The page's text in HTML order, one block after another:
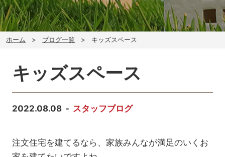
ホーム ブログ一覧 キッズスペース
キッズスペース
2022.08.08 スタッフブログ
注文住宅を建てるなら、家族みんなが満足のいくお